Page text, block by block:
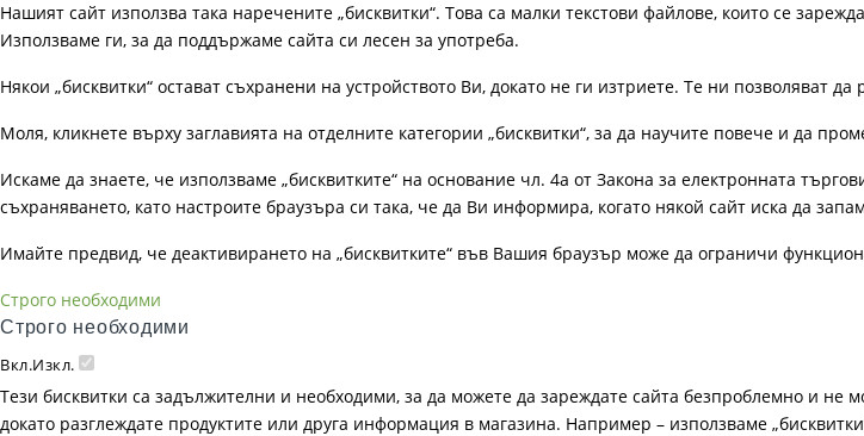
Нашият сайт използва така наречените „бисквитки“. Това са малки текстови файлове, които се
Използваме ги, за да поддържаме сайта си лесен за употреба.
Някои „бисквитки“ остават съхранени на устройството Ви, докато не ги изтриете. Те ни
Моля, кликнете върху заглавията на отделните категории „бисквитки“, за да научите повече и да
Искаме да знаете, че използваме „бисквитките“ на основание чл. 4а от Закона за електронната
съхраняването, като настроите браузъра си така, че да Ви информира, когато някой сайт иска да
Имайте предвид, че деактивирането на „бисквитките“ във Вашия браузър може да ограничи
Строго необходими
Строго необходими
Вкл.Изкл.
Тези бисквитки са задължителни и необходими, за да можете да зареждате сайта безпроблемно и
докато разглеждате продуктите или друга информация в магазина. Например – използваме